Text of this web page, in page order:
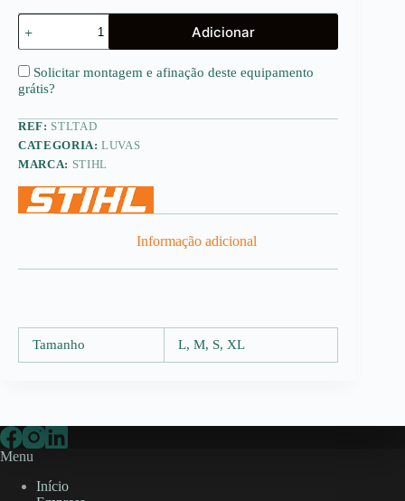
Quantidade
de
Luvas
de
trabalho
ADVANCE
Adicionar
Solicitar montagem e afinação deste equipamento
grátis?
REF: STLTAD
CATEGORIA:LUVAS
MARCA: STIHL
Informação adicional
Tamanho L, M, S, XL
Menu
Início